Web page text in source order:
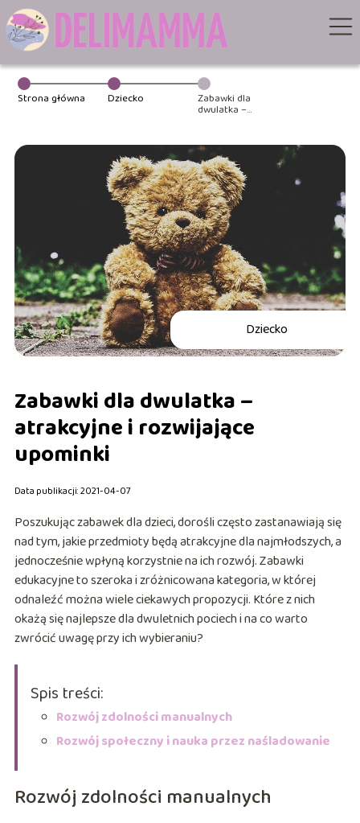
Strona główna Dziecko Zabawki dla
dwulatka –
upominki
Dziecko
Zabawki dla dwulatka –
atrakcyjne i rozwijające
upominki
Data publikacji: 2021-04-07
Poszukując zabawek dla dzieci, dorośli często zastanawiają się
nad tym, jakie przedmioty będą atrakcyjne dla najmłodszych, a
jednocześnie wpłyną korzystnie na ich rozwój. Zabawki
edukacyjne to szeroka i zróżnicowana kategoria, w której
odnaleźć można wiele ciekawych propozycji. Które z nich
okażą się najlepsze dla dwuletnich pociech i na co warto
zwrócić uwagę przy ich wybieraniu?
Spis treści:
Rozwój zdolności manualnych
Rozwój społeczny i nauka przez naśladowanie
Rozwój zdolności manualnych